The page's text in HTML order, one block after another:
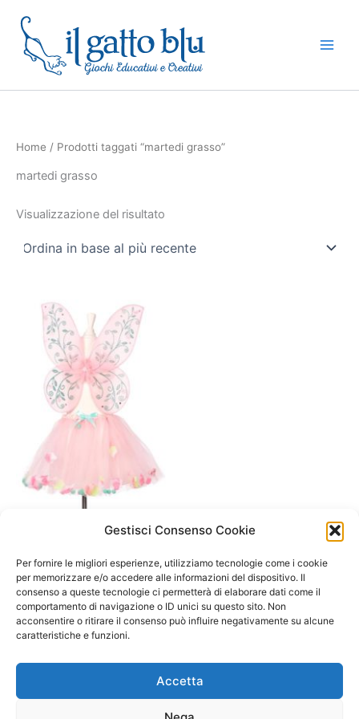
Gestisci Consenso Cookie
Per fornire le migliori esperienze, utilizziamo tecnologie come i cookie
per memorizzare e/o accedere alle informazioni del dispositivo. Il
consenso a queste tecnologie ci permetterà di elaborare dati come il
comportamento di navigazione o ID unici su questo sito. Non
acconsentire o ritirare il consenso può influire negativamente su alcune
caratteristiche e funzioni.
Accetta
contenuto
Home / Prodotti taggati “martedi grasso”
martedi grasso
Visualizzazione del risultato
Elody Gonna+ ali rosa-
argento- tg unica Souza
29,90€
Aggiungi al carrello